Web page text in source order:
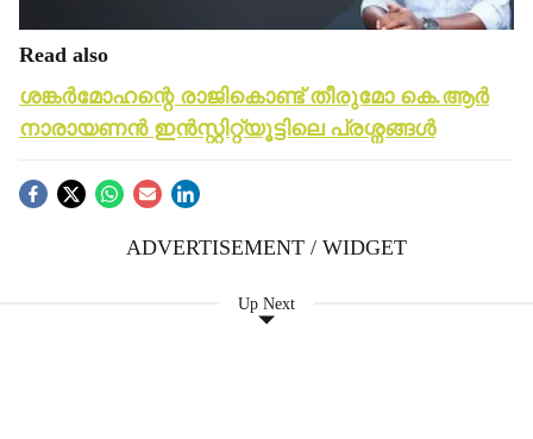
Read also
ശങ്കർമോഹന്റെ രാജികൊണ്ട് തീരുമോ കെ.ആർ
നാരായണൻ ഇൻസ്റ്റിറ്റ്യൂട്ടിലെ പ്രശ്നങ്ങൾ
ADVERTISEMENT / WIDGET
Up Next